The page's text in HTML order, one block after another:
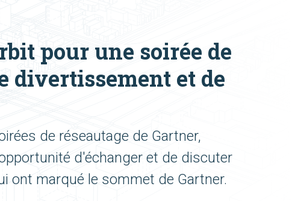
pour une soirée de
divertissement et de
de réseautage de Gartner,
d'échanger et de discuter
ont marqué le sommet de Gartner.